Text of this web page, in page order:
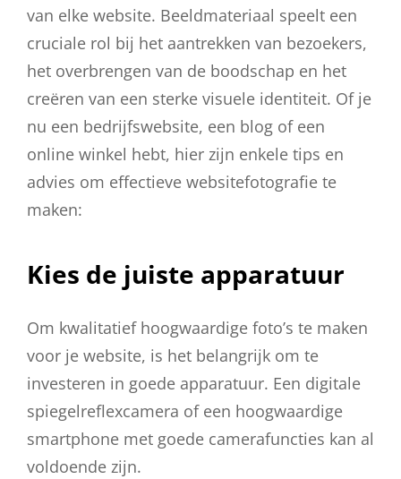
van elke website. Beeldmateriaal speelt een
cruciale rol bij het aantrekken van bezoekers,
het overbrengen van de boodschap en het
creëren van een sterke visuele identiteit. Of je
nu een bedrijfswebsite, een blog of een
online winkel hebt, hier zijn enkele tips en
advies om effectieve websitefotografie te
maken:
Kies de juiste apparatuur
Om kwalitatief hoogwaardige foto’s te maken
voor je website, is het belangrijk om te
investeren in goede apparatuur. Een digitale
spiegelreflexcamera of een hoogwaardige
smartphone met goede camerafuncties kan al
voldoende zijn.